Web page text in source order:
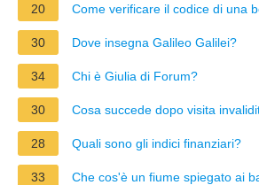
20 Come verificare il codice di una
30 Dove insegna Galileo Galilei?
34 Chi è Giulia di Forum?
30 Cosa succede dopo visita
28 Quali sono gli indici finanziari?
33 Che cos'è un fiume spiegato ai